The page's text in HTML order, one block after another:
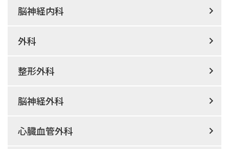
脳神経内科
外科
整形外科
脳神経外科
心臓血管外科